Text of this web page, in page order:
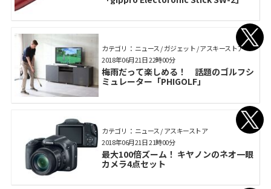
カテゴリ： ニュース / ガジェット / アスキーストア
梅雨だって楽しめる！ 話題のゴルフシ
ミュレーター「PHIGOLF」
2018年06月21日 22時00分
カテゴリ： ニュース / アスキーストア
最大100倍ズーム！ キヤノンのネオ一眼
カメラ4点セット
2018年06月21日 21時00分